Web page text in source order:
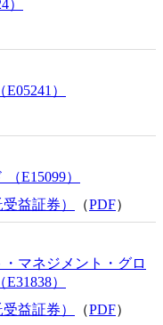
）
E15099）
益証券）
（PDF）
マネジメント・グロ
）
益証券）
（PDF）